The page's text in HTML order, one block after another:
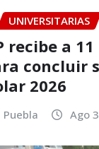
UNIVERSITARIAS
recibe a
concluir
2026
Puebla Ago